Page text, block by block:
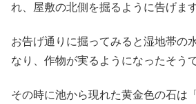
れ、屋敷の北側を掘るように告げます
お告げ通りに掘ってみると湿地帯の
なり、作物が実るようになったそうで
その時に池から現れた黄金色の石は